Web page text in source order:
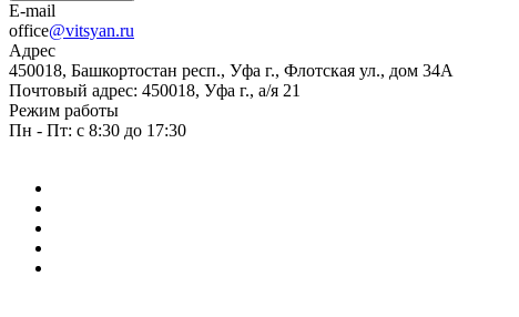
E-mail
office@vitsyan.ru
Адрес
450018, Башкортостан респ., Уфа г., Флотская ул., дом 34А
Почтовый адрес: 450018, Уфа г., а/я 21
Режим работы
Пн - Пт: с 8:30 до 17:30